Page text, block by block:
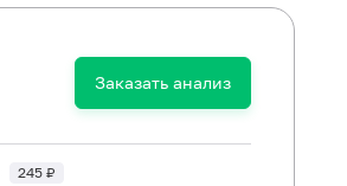
Заказать анализ
245 ₽